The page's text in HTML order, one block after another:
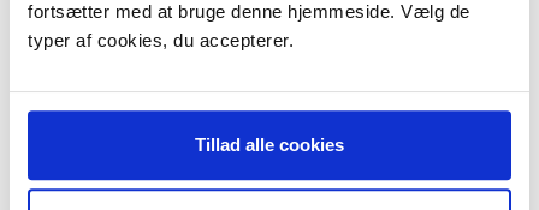
fortsætter med at bruge denne hjemmeside. Vælg de
typer af cookies, du accepterer.
Tillad alle cookies
GN QPRO. Uoriginale. 4 stk.